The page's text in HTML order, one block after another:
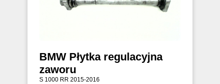
BMW Płytka regulacyjna
zaworu
S 1000 RR 2015-2016